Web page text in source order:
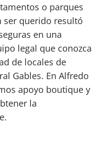
o parques
ser querido resultó
en una
legal que conozca
de locales de
Gables. En Alfredo
apoyo boutique y
la